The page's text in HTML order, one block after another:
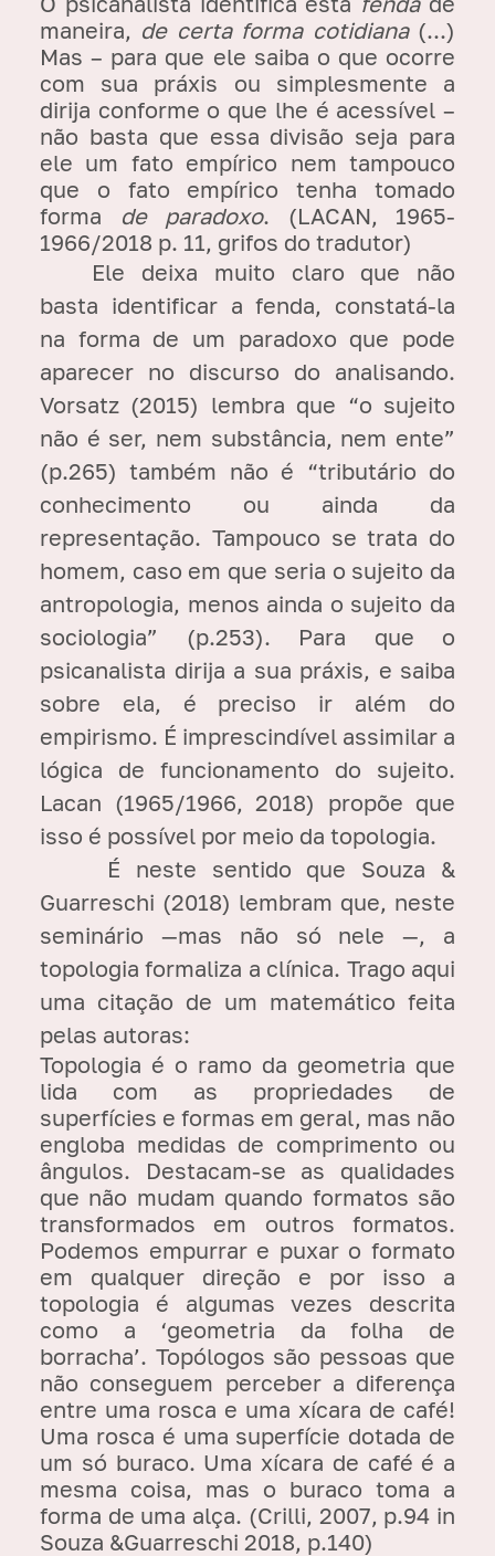
maneira, de certa forma cotidiana (...)
Mas – para que ele saiba o que ocorre
com sua práxis ou simplesmente a
dirija conforme o que lhe é acessível –
não basta que essa divisão seja para
ele um fato empírico nem tampouco
que o fato empírico tenha tomado
forma
de paradoxo. (LACAN, 1965-
1966/2018 p. 11, grifos do tradutor)
Ele deixa muito claro que não
basta identificar a fenda, constatá-la
na forma de um paradoxo que pode
aparecer no discurso do analisando.
Vorsatz (2015) lembra que “o sujeito
não é ser, nem substância, nem ente”
(p.265) também não é “tributário do
conhecimento ou ainda da
representação. Tampouco se trata do
homem, caso em que seria o sujeito da
antropologia, menos ainda o sujeito da
sociologia” (p.253). Para que o
psicanalista dirija a sua práxis, e saiba
sobre ela, é preciso ir além do
empirismo. É imprescindível assimilar a
lógica de funcionamento do sujeito.
Lacan (1965/1966, 2018) propõe que
isso é possível por meio da topologia.
É neste sentido que Souza &
Guarreschi (2018) lembram que, neste
seminário —mas não só nele —, a
topologia formaliza a clínica. Trago aqui
uma citação de um matemático feita
pelas autoras:
Topologia é o ramo da geometria que
lida com as propriedades de
superfícies e formas em geral, mas não
engloba medidas de comprimento ou
ângulos. Destacam-se as qualidades
que não mudam quando formatos são
transformados em outros formatos.
Podemos empurrar e puxar o formato
em qualquer direção e por isso a
topologia é algumas vezes descrita
como a ‘geometria da folha de
borracha’. Topólogos são pessoas que
não conseguem perceber a diferença
entre uma rosca e uma xícara de café!
Uma rosca é uma superfície dotada de
um só buraco. Uma xícara de café é a
mesma coisa, mas o buraco toma a
forma de uma alça. (Crilli, 2007, p.94 in
Souza &Guarreschi 2018, p.140)